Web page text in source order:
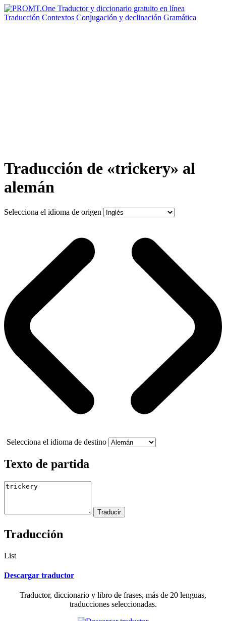
Traducción Contextos Conjugación y declinación Gramática
Traducción de «trickery» al
alemán
Selecciona el idioma de origen
Selecciona el idioma de destino
Texto de partida
Traducción
List
Descargar traductor
Traductor, diccionario y libro de frases, más de 20 lenguas,
traducciones seleccionadas.